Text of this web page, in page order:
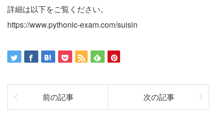
詳細は以下をご覧ください。
https://www.pythonic-exam.com/suisin
前の記事 次の記事